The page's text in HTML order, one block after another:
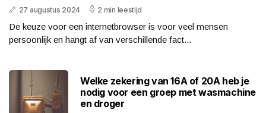
27 augustus 2024 2 min leestijd
De keuze voor een internetbrowser is voor veel mensen
persoonlijk en hangt af van verschillende fact...
Welke zekering van 16A of 20A heb je
nodig voor een groep met wasmachine
en droger